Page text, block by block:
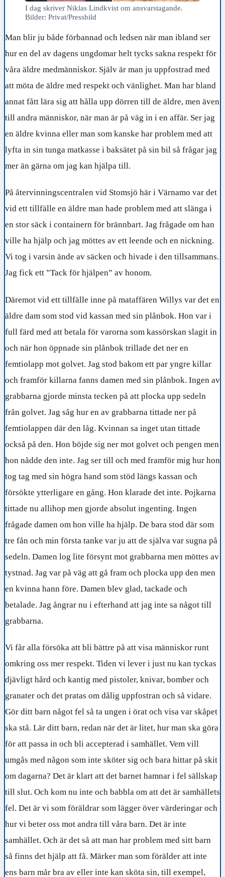
I dag skriver Niklas Lindkvist om ansvarstagande.
Bilder: Privat/Pressbild
Man blir ju både förbannad och ledsen när man ibland ser
hur en del av dagens ungdomar helt tycks sakna respekt för
våra äldre medmänniskor. Själv är man ju uppfostrad med
att möta de äldre med respekt och vänlighet. Man har bland
annat fått lära sig att hålla upp dörren till de äldre, men även
till andra människor, när man är på väg in i en affär. Ser jag
en äldre kvinna eller man som kanske har problem med att
lyfta in sin tunga matkasse i baksätet på sin bil så frågar jag
mer än gärna om jag kan hjälpa till.
På återvinningscentralen vid Stomsjö här i Värnamo var det
vid ett tillfälle en äldre man hade problem med att slänga i
en stor säck i containern för brännbart. Jag frågade om han
ville ha hjälp och jag möttes av ett leende och en nickning.
Vi tog i varsin ände av säcken och hivade i den tillsammans.
Jag fick ett ”Tack för hjälpen” av honom.
Däremot vid ett tillfälle inne på mataffären Willys var det en
äldre dam som stod vid kassan med sin plånbok. Hon var i
full färd med att betala för varorna som kassörskan slagit in
och när hon öppnade sin plånbok trillade det ner en
femtiolapp mot golvet. Jag stod bakom ett par yngre killar
och framför killarna fanns damen med sin plånbok. Ingen av
grabbarna gjorde minsta tecken på att plocka upp sedeln
från golvet. Jag såg hur en av grabbarna tittade ner på
femtiolappen där den låg. Kvinnan sa inget utan tittade
också på den. Hon böjde sig ner mot golvet och pengen men
hon nådde den inte. Jag ser till och med framför mig hur hon
tog tag med sin högra hand som stöd längs kassan och
försökte ytterligare en gång. Hon klarade det inte. Pojkarna
tittade nu allihop men gjorde absolut ingenting. Ingen
frågade damen om hon ville ha hjälp. De bara stod där som
tre fån och min första tanke var ju att de själva var sugna på
sedeln. Damen log lite försynt mot grabbarna men möttes av
tystnad. Jag var på väg att gå fram och plocka upp den men
en kvinna hann före. Damen blev glad, tackade och
betalade. Jag ångrar nu i efterhand att jag inte sa något till
grabbarna.
Vi får alla försöka att bli bättre på att visa människor runt
omkring oss mer respekt. Tiden vi lever i just nu kan tyckas
djävligt hård och kantig med pistoler, knivar, bomber och
granater och det pratas om dålig uppfostran och så vidare.
Gör ditt barn något fel så ta ungen i örat och visa var skåpet
ska stå. Lär ditt barn, redan när det är litet, hur man ska göra
för att passa in och bli accepterad i samhället. Vem vill
umgås med någon som inte sköter sig och bara hittar på skit
om dagarna? Det är klart att det barnet hamnar i fel sällskap
till slut. Och kom nu inte och babbla om att det är samhällets
fel. Det är vi som föräldrar som lägger över värderingar och
hur vi beter oss mot andra till våra barn. Det är inte
samhället. Och är det så att man har problem med sitt barn
så finns det hjälp att få. Märker man som förälder att inte
ens barn mår bra av eller inte kan sköta sin, till exempel,